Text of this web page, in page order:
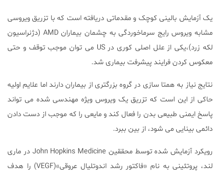
یک آزمایش بالینی کوچک و مقدماتی دریافته است که با تزریق ویروسی
مشابه ویروس رایج سرماخوردگی به چشمان بیماران AMD (دژنراسیون
لکه زرد)،یکی از علل اصلی کوری در US می توان موجب توقف و حتی
معکوس کردن فرایند پیشرفت بیماری شد.
نتایج نیاز به همتا سازی در گروه بزرگتری از بیماران دارند اما علایم اولیه
حاکی از این است که تزریق یک ویروس ویژه مهندسی شده می تواند
پاسخ ایمنی طبیعی بدن را فعال کند و مایعی را که موجب از دست دادن
دائمی بینایی می شود، از بین ببرد.
رویکرد آزمایش شده توسط محققین John Hopkins Medicine در ماری
لند، پروتئینی به نام «فاکتور رشد اندوتلیال عروقی»(VEGF) را هدف